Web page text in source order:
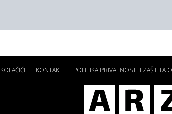
KOLAČIĆI KONTAKT POLITIKA PRIVATNOSTI I ZAŠTITA